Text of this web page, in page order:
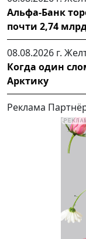
Альфа-Банк
почти 2,74
08.08.2026 г.
Когда один
Арктику
Реклама